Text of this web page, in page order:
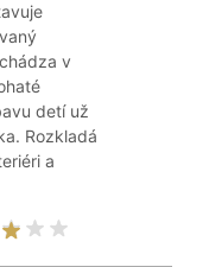
v
detí už
Rozkladá
a